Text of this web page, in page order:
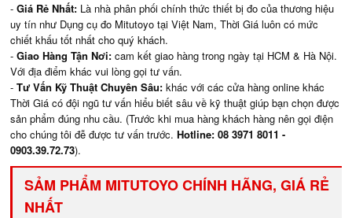
-Giá Rẻ Nhất: Là nhà phân phối chính thức thiết bị đo của thương hiệu
uy tín như Dụng cụ đo Mitutoyo tại Việt Nam, Thời Giá luôn có mức
chiết khấu tốt nhất cho quý khách.
-Giao Hàng Tận Nơi:cam kết giao hàng trong ngày tại HCM & Hà Nội.
Với địa điểm khác vui lòng gọi tư vấn.
-Tư Vấn Kỹ Thuật Chuyên Sâu:khác với các cửa hàng online khác
Thời Giá có đội ngũ tư vấn hiểu biết sâu về kỹ thuật giúp bạn chọn được
sản phẩm đúng nhu cầu. (Trước khi mua hàng khách hàng nên gọi điện
cho chúng tôi đễ được tư vấn trước.Hotline: 08 3971 8011 -
0903.39.72.73).
SẢM PHẨM MITUTOYO CHÍNH HÃNG, GIÁ RẺ
NHẤT